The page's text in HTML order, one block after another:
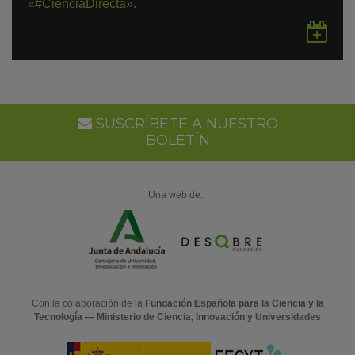
«#CienciaDirecta».
en
SUSCRÍBETE A NUESTRO
BOLETÍN
Una web de:
Con la colaboración de la Fundación Española para la Ciencia y la
Tecnología — Ministerio de Ciencia, Innovación y Universidades